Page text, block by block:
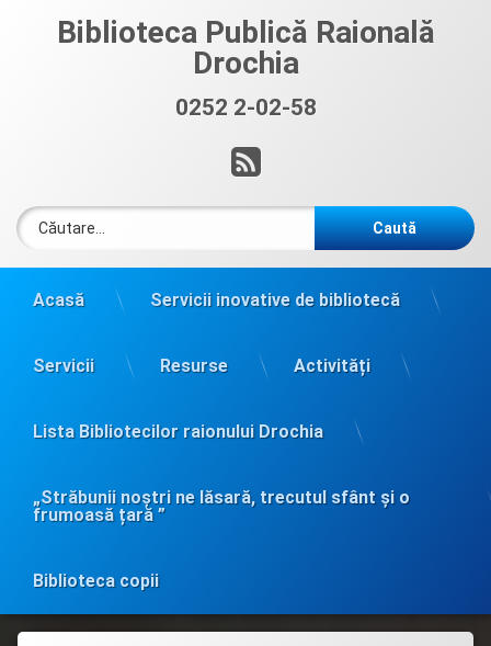
Biblioteca Publică Raională
Drochia
0252 2-02-58
RSS
Caută după:
Acasă Servicii inovative de bibliotecă
Servicii Resurse Activități
Lista Bibliotecilor raionului Drochia
„Străbunii noștri ne lăsară, trecutul sfânt și o
frumoasă țară ”
Biblioteca copii